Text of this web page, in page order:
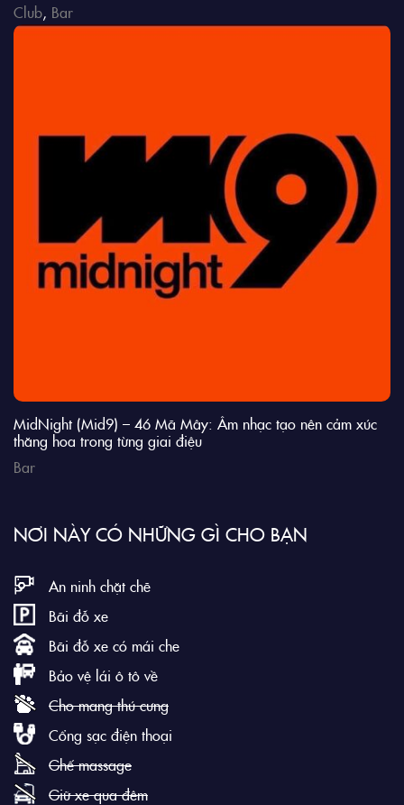
Club, Bar
MidNight (Mid9) – 46 Mã Mây: Âm nhạc tạo nên cảm xúc
thăng hoa trong từng giai điệu
Bar
NƠI NÀY CÓ NHỮNG GÌ CHO BẠN
An ninh chặt chẽ
Bãi đỗ xe
Bãi đỗ xe có mái che
Bảo vệ lái ô tô về
Cho mang thú cưng
Cổng sạc điện thoại
Ghế massage
Giữ xe qua đêm